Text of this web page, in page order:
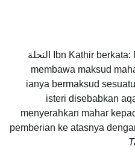
Ibn Kathir berkata: Menurut Ibn Abbas, perkataan النحلة
membawa maksud
ianya bermaksud
isteri disebabkan
menyerahkan mahar
pemberian ke atasnya